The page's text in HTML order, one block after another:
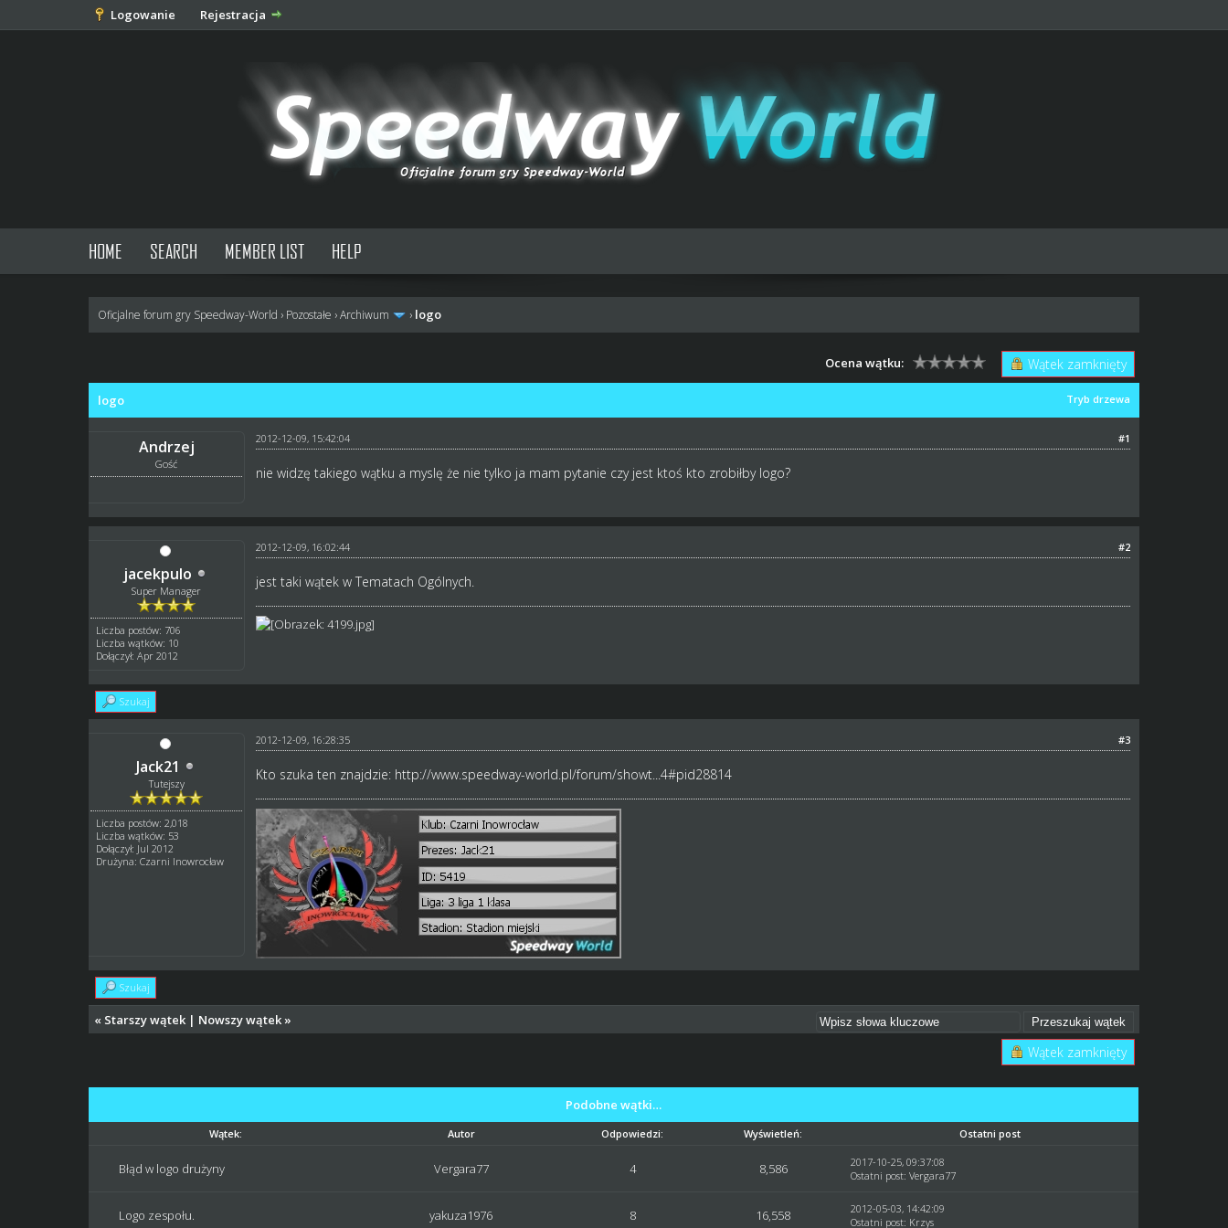
Logowanie Rejestracja
HOME SEARCH MEMBER LIST HELP
Oficjalne forum gry Speedway-World › Pozostałe ›Archiwum › logo
Wątek zamknięty
Ocena wątku:
Tryb drzewa
logo
Andrzej
Gość
#1
2012-12-09, 15:42:04
nie widzę takiego wątku a myslę że nie tylko ja mam pytanie czy jest ktoś kto zrobiłby logo?
jacekpulo
Super Manager
Liczba postów: 706
Liczba wątków: 10
Dołączył: Apr 2012
#2
2012-12-09, 16:02:44
jest taki wątek w Tematach Ogólnych.
Szukaj
Jack21
Tutejszy
Liczba postów: 2,018
Liczba wątków: 53
Dołączył: Jul 2012
Drużyna: Czarni Inowrocław
#3
2012-12-09, 16:28:35
Kto szuka ten znajdzie: http://www.speedway-world.pl/forum/showt...4#pid28814
Szukaj
« Starszy wątek | Nowszy wątek »
Wątek zamknięty
Podobne wątki…
Wątek: Autor Odpowiedzi: Wyświetleń: Ostatni post
Błąd w logo drużyny Vergara77 4 8,586
2017-10-25, 09:37:08
Ostatni post:Vergara77
Logo zespołu. yakuza1976 8 16,558
2012-05-03, 14:42:09
Ostatni post: Krzys